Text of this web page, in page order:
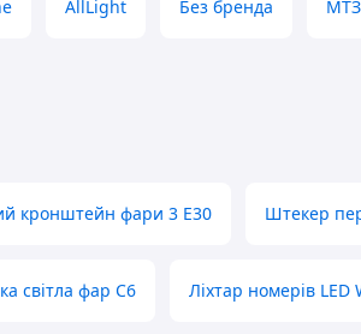
AllLight Без бренда МТЗ
кронштейн фари 3 Е30 Штекер
світла фар C6 Ліхтар номерів LED